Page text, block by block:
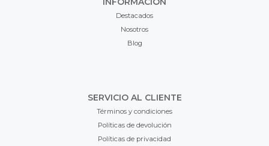
Destacados
Nosotros
Blog
SERVICIO AL CLIENTE
Términos y condiciones
Políticas de devolución
Políticas de privacidad